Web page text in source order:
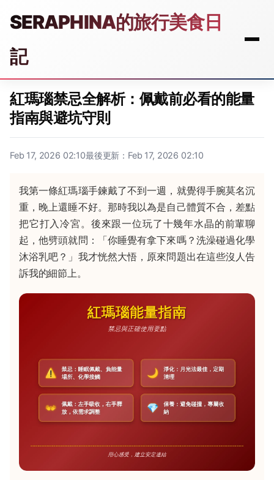
SERAPHINA的旅行美食日
記
紅瑪瑙禁忌全解析：佩戴前必看的能量
指南與避坑守則
Feb 17, 2026 02:10最後更新：Feb 17, 2026 02:10
我第一條紅瑪瑙手鍊戴了不到一週，就覺得手腕莫名沉
重，晚上還睡不好。那時我以為是自己體質不合，差點
把它打入冷宮。後來跟一位玩了十幾年水晶的前輩聊
起，他劈頭就問：「你睡覺有拿下來嗎？洗澡碰過化學
沐浴乳吧？」我才恍然大悟，原來問題出在這些沒人告
訴我的細節上。